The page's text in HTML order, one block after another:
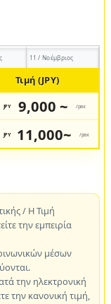
11 / Νοέμβριος
Τιμή (JPY)
JPY 9,000 ~ /pax
JPY 11,000~ /pax
/ Η Τιμή
την εμπειρία
μέσων
την ηλεκτρονική
την κανονική τιμή,